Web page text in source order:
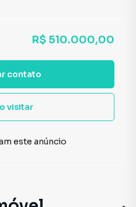
R$ 510.000,00
contato
visitar
este anúncio